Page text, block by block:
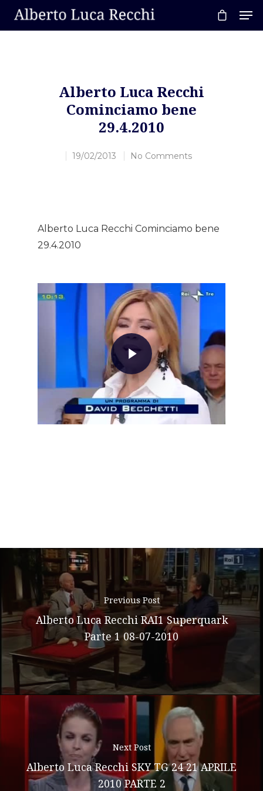
Alberto Luca Recchi
Cominciamo bene
29.4.2010
19/02/2013 No Comments
Alberto Luca Recchi Cominciamo bene
29.4.2010
Previous Post
Alberto Luca Recchi RAI1 Superquark
Parte 1 08-07-2010
Next Post
Alberto Luca Recchi SKY TG 24 21 APRILE
2010 PARTE 2
Home
About AL
Podcast
News
Gallery